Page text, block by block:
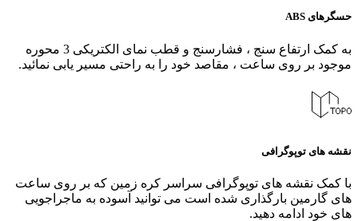
حسگرهای ABS
به کمک ارتفاع سنج ، فشارسنج و قطب نمای الکتریکی 3 محوره
موجود بر روی ساعت ، مقاصد خود را به راحتی مسیر یابی نمائید.
نقشه های توپوگرافی
با کمک نقشه های توپوگرافی سراسر کره زمین که بر روی ساعت
های گارمین بارگذاری شده است می توانید آسوده به ماجراجویی
های خود ادامه دهید.